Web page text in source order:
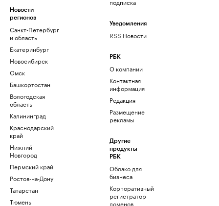
Новости
регионов
Санкт-Петербург
и область
Екатеринбург
Новосибирск
Омск
Башкортостан
Вологодская
область
Калининград
Краснодарский
край
Нижний
Новгород
Пермский край
Ростов-на-Дону
Татарстан
Тюмень
Уведомления
RSS Новости
РБК
О компании
Контактная
информация
Редакция
Размещение
рекламы
Другие
продукты
РБК
Облако для
бизнеса
Корпоративный
регистратор
доменов